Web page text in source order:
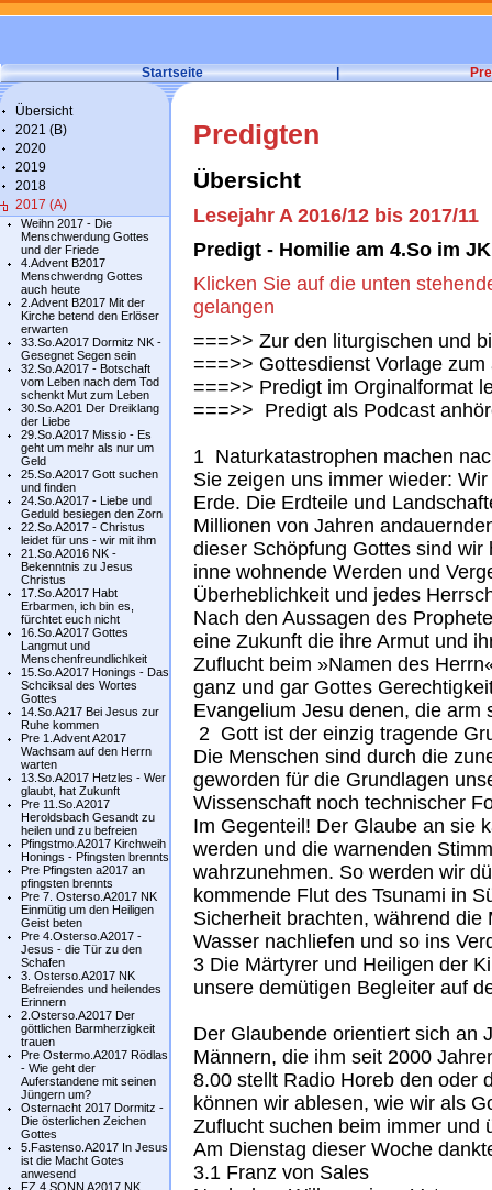
Startseite |
Übersicht
2021 (B)
2020
2019
2018
2017 (A)
Weihn 2017 - Die
Menschwerdung Gottes
und der Friede
4.Advent B2017
Menschwerdng Gottes
auch heute
2.Advent B2017 Mit der
Kirche betend den Erlöser
erwarten
33.So.A2017 Dormitz NK -
Gesegnet Segen sein
32.So.A2017 - Botschaft
vom Leben nach dem Tod
schenkt Mut zum Leben
30.So.A201 Der Dreiklang
der Liebe
29.So.A2017 Missio - Es
geht um mehr als nur um
Geld
25.So.A2017 Gott suchen
und finden
24.So.A2017 - Liebe und
Geduld besiegen den Zorn
22.So.A2017 - Christus
leidet für uns - wir mit ihm
21.So.A2016 NK -
Bekenntnis zu Jesus
Christus
17.So.A2017 Habt
Erbarmen, ich bin es,
fürchtet euch nicht
16.So.A2017 Gottes
Langmut und
Menschenfreundlichkeit
15.So.A2017 Honings - Das
Schciksal des Wortes
Gottes
14.So.A217 Bei Jesus zur
Ruhe kommen
Pre 1.Advent A2017
Wachsam auf den Herrn
warten
13.So.A2017 Hetzles - Wer
glaubt, hat Zukunft
Pre 11.So.A2017
Heroldsbach Gesandt zu
heilen und zu befreien
Pfingstmo.A2017 Kirchweih
Honings - Pfingsten brennts
Pre Pfingsten a2017 an
pfingsten brennts
Pre 7. Osterso.A2017 NK
Einmütig um den Heiligen
Geist beten
Pre 4.Osterso.A2017 -
Jesus - die Tür zu den
Schafen
3. Osterso.A2017 NK
Befreiendes und heilendes
Erinnern
2.Osterso.A2017 Der
göttlichen Barmherzigkeit
trauen
Pre Ostermo.A2017 Rödlas
- Wie geht der
Auferstandene mit seinen
Jüngern um?
Osternacht 2017 Dormitz -
Die österlichen Zeichen
Gottes
5.Fastenso.A2017 In Jesus
ist die Macht Gotes
anwesend
FZ 4 SONN A2017 NK
Predigten
Übersicht
Lesejahr A 2016/12 bis 2017/11
Predigt - Homilie am 4.So im
Klicken Sie auf die unten
gelangen
===>> Zur den liturgischen und
===>> Gottesdienst Vorlage
===>> Predigt im Orginalformat
===>> Predigt als Podcast
1 Naturkatastrophen machen
Sie zeigen uns immer wieder:
Erde. Die Erdteile und
Millionen von Jahren
dieser Schöpfung Gottes sind
inne wohnende Werden und
Überheblichkeit und jedes
Nach den Aussagen des
eine Zukunft die ihre Armut und
Zuflucht beim »Namen des
ganz und gar Gottes
Evangelium Jesu denen, die arm
2 Gott ist der einzig tragende
Die Menschen sind durch die
geworden für die Grundlagen
Wissenschaft noch technischer
Im Gegenteil! Der Glaube an sie
werden und die warnenden
wahrzunehmen. So werden wir
kommende Flut des Tsunami in
Sicherheit brachten, während
Wasser nachliefen und so ins
3 Die Märtyrer und Heiligen der
unsere demütigen Begleiter auf
Der Glaubende orientiert sich an
Männern, die ihm seit 2000
8.00 stellt Radio Horeb den oder
können wir ablesen, wie wir als
Zuflucht suchen beim immer und
Am Dienstag dieser Woche
3.1 Franz von Sales